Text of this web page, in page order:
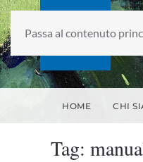
Passa al contenuto
HOME CHI
Tag: